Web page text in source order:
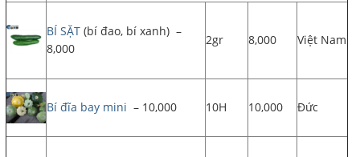
BÍ SẶT (bí đao, bí xanh) –
8,000
2gr 8,000 Việt Nam
Bí đĩa bay mini – 10,000 10H 10,000 Đức